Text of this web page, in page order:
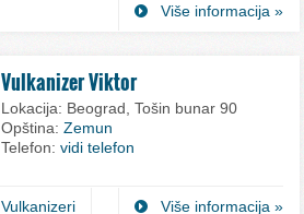
Više informacija »
Vulkanizer Viktor
Lokacija: Beograd, Tošin bunar 90
Opština:Zemun
Telefon:vidi telefon
,Vulkanizeri Više informacija »